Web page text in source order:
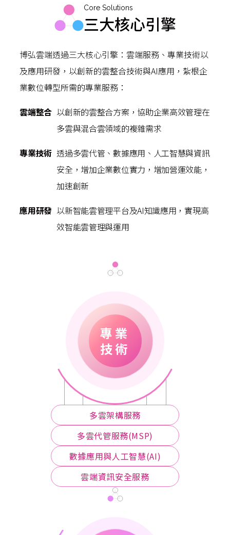
Core Solutions
三大核心引擎
博弘雲端透過三大核心引擎：雲端服務、專業技術以
及應用研發，以創新的雲整合技術與AI應用，紮根企
業數位轉型所需的專業服務：
雲端整合 以創新的雲整合方案，協助企業高效管理在
多雲與混合雲領域的複雜需求
專業技術 透過多雲代管、數據應用、人工智慧與資訊
安全，增加企業數位實力，增加營運效能，
加速創新
應用研發 以新智能雲管理平台及AI知識應用，實現高
效智能雲管理與運用
多雲架構服務
多雲代管服務(MSP)
數據應用與人工智慧(AI)
雲端資訊安全服務
專業
技術